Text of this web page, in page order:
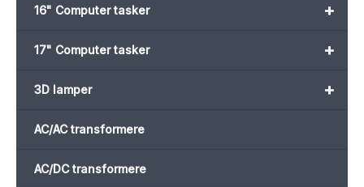
+
16" Computer tasker
+
17" Computer tasker
+
3D lamper
AC/AC transformere
AC/DC transformere